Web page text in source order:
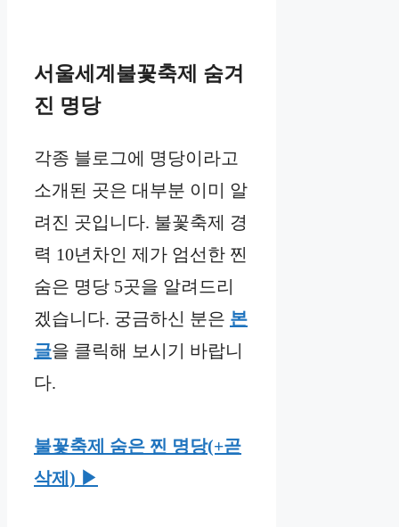
서울세계불꽃축제 숨겨
진 명당
각종 블로그에 명당이라고
소개된 곳은 대부분 이미 알
려진 곳입니다. 불꽃축제 경
력 10년차인 제가 엄선한 찐
숨은 명당 5곳을 알려드리
겠습니다. 궁금하신 분은 본
글을 클릭해 보시기 바랍니
다.
불꽃축제 숨은 찐 명당(+곧
삭제) ▶︎